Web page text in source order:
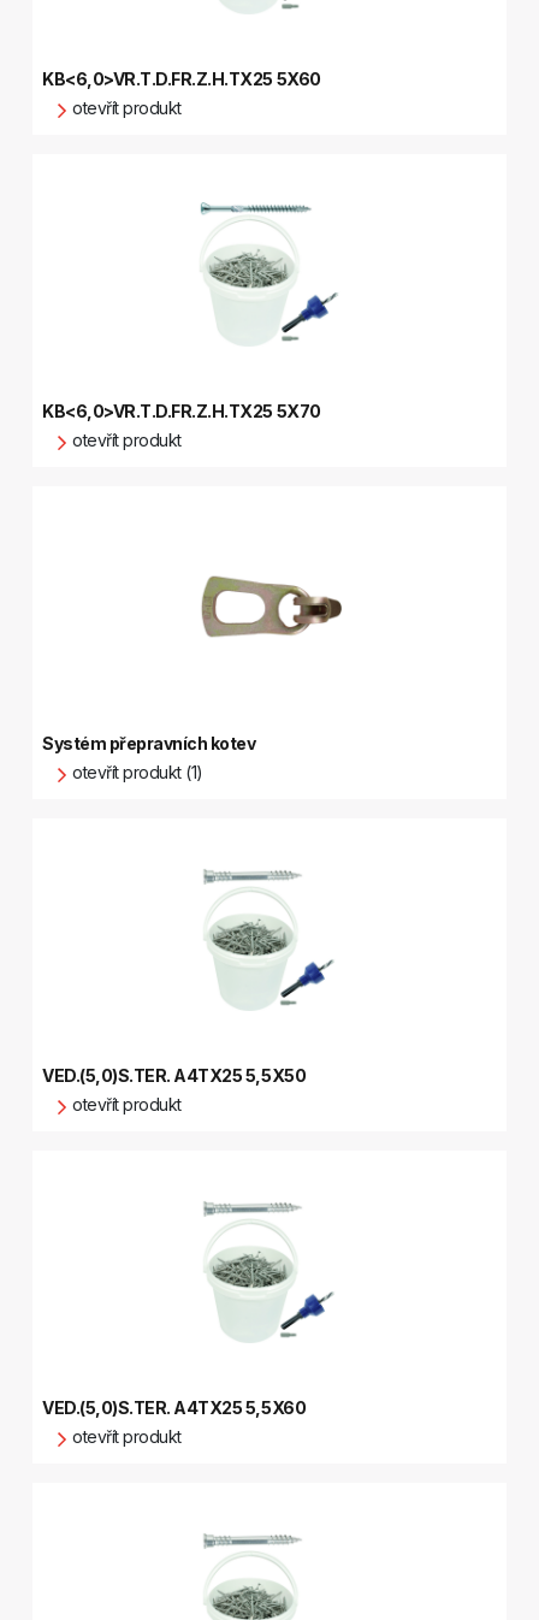
KB<6,0>VR.T.D.FR.Z.H.TX25 5X60
otevřít produkt
KB<6,0>VR.T.D.FR.Z.H.TX25 5X70
otevřít produkt
Systém přepravních kotev
otevřít produkt (1)
VED.(5,0)S.TER. A4TX25 5,5X50
otevřít produkt
VED.(5,0)S.TER. A4TX25 5,5X60
otevřít produkt